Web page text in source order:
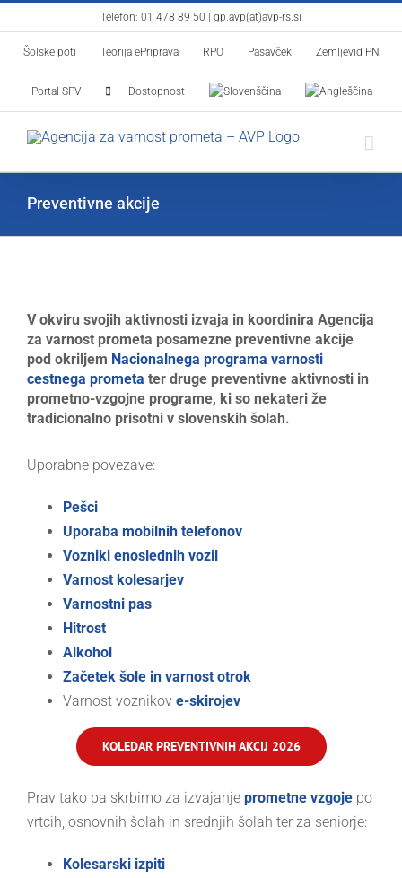
to
content
Telefon: 01 478 89 50 gp.avp(at)avp-rs.si
Šolske poti Teorija ePriprava RPO Pasavček Zemljevid PN
Portal SPV Dostopnost
Preventivne akcije
V okviru svojih aktivnosti izvaja in koordinira Agencija
za varnost prometa posamezne preventivne akcije
pod okriljem Nacionalnega programa varnosti
cestnega prometa ter druge preventivne aktivnosti in
prometno-vzgojne programe, ki so nekateri že
tradicionalno prisotni v slovenskih šolah.
Uporabne povezave:
Pešci
Uporaba mobilnih telefonov
Vozniki enoslednih vozil
Varnost kolesarjev
Varnostni pas
Hitrost
Alkohol
Začetek šole in varnost otrok
Varnost voznikov e-skirojev
KOLEDAR PREVENTIVNIH AKCIJ 2026
Prav tako pa skrbimo za izvajanje prometne vzgoje po
vrtcih, osnovnih šolah in srednjih šolah ter za seniorje:
Kolesarski izpiti